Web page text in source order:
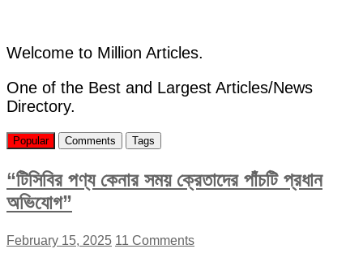
Welcome to Million Articles.
One of the Best and Largest Articles/News
Directory.
Popular Comments Tags
“টিসিবির পণ্য কেনার সময় ক্রেতাদের পাঁচটি প্রধান
অভিযোগ”
February 15, 2025 11 Comments